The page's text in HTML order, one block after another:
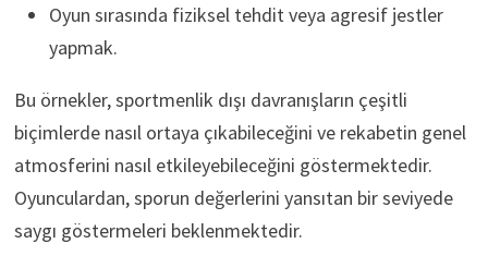
Oyun sırasında fiziksel tehdit veya agresif jestler
yapmak.
Bu örnekler, sportmenlik dışı davranışların çeşitli
biçimlerde nasıl ortaya çıkabileceğini ve rekabetin genel
atmosferini nasıl etkileyebileceğini göstermektedir.
Oyunculardan, sporun değerlerini yansıtan bir seviyede
saygı göstermeleri beklenmektedir.